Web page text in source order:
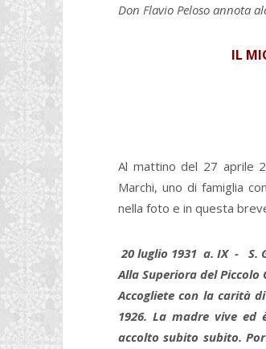
Don Flavio Peloso annota
IL
Al mattino del 27 aprile
Marchi, uno di famiglia
nella foto e in questa
20 luglio 1931 a. IX - S.
Alla Superiora del Piccolo
Accogliete con la carità
1926. La madre vive ed
accolto subito subito.